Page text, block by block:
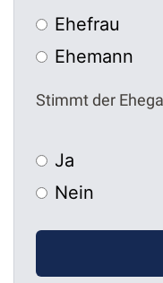
Ehefrau
Ehemann
Stimmt der
Ja
Nein